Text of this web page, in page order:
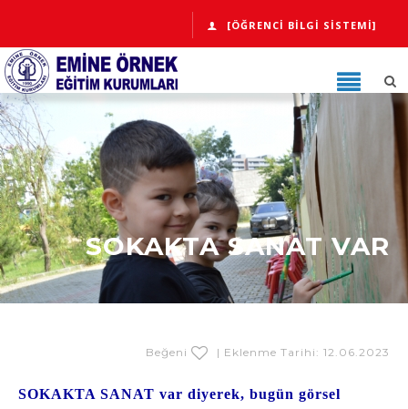
[ÖĞRENCI BILGI SISTEMI]
SOKAKTA SANAT VAR
Beğeni | Eklenme Tarihi: 12.06.2023
SOKAKTA SANAT var diyerek, bugün görsel